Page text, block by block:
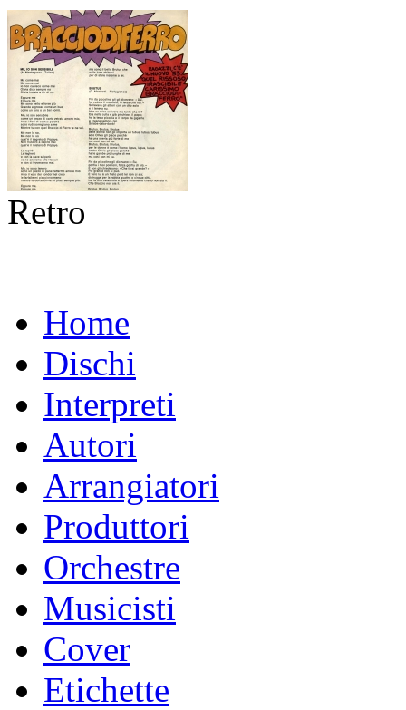
Retro
Home
Dischi
Interpreti
Autori
Arrangiatori
Produttori
Orchestre
Musicisti
Cover
Etichette